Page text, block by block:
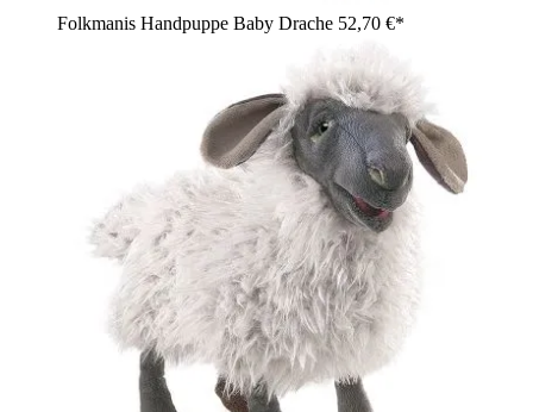
Folkmanis Handpuppe Baby Drache 52,70 €*